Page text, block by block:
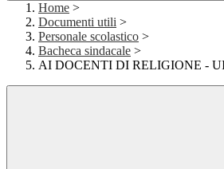
Home >
Documenti utili >
Personale scolastico >
Bacheca sindacale >
AI DOCENTI DI RELIGIONE -